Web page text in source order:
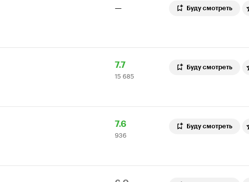
— Буду смотреть
Рейтинг
Кинопоиска
7.7
15
685
15 685
Буду смотреть
Рейтинг
Кинопоиска
7.6
936
оценок
936
Буду смотреть